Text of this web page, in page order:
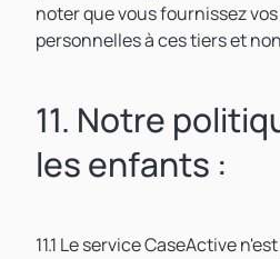
noter que vous fournissez
personnelles à ces tiers et
11. Notre
les enfants :
11.1 Le service CaseActive